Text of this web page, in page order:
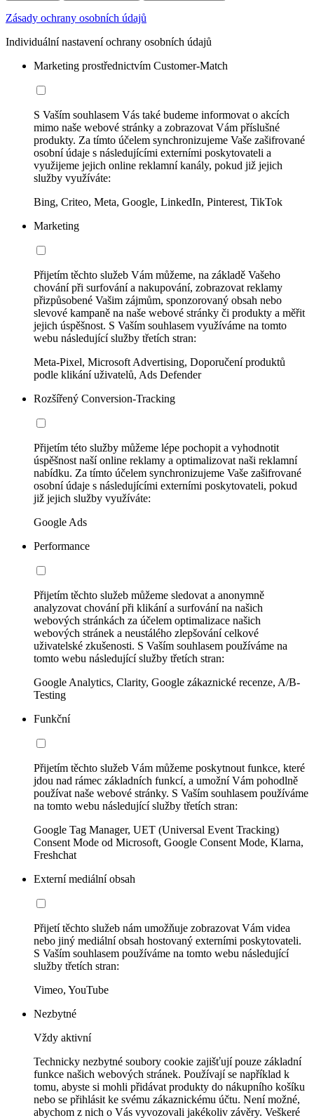
Zásady ochrany osobních údajů
Individuální nastavení ochrany osobních údajů
Marketing prostřednictvím Customer-Match
S Vaším souhlasem Vás také budeme informovat o akcích
mimo naše webové stránky a zobrazovat Vám příslušné
produkty. Za tímto účelem synchronizujeme Vaše zašifrované
osobní údaje s následujícími externími poskytovateli a
využijeme jejich online reklamní kanály, pokud již jejich
služby využíváte:
Bing, Criteo, Meta, Google, LinkedIn, Pinterest, TikTok
Marketing
Přijetím těchto služeb Vám můžeme, na základě Vašeho
chování při surfování a nakupování, zobrazovat reklamy
přizpůsobené Vašim zájmům, sponzorovaný obsah nebo
slevové kampaně na naše webové stránky či produkty a měřit
jejich úspěšnost. S Vaším souhlasem využíváme na tomto
webu následující služby třetích stran:
Meta-Pixel, Microsoft Advertising, Doporučení produktů
podle klikání uživatelů, Ads Defender
Rozšířený Conversion-Tracking
Přijetím této služby můžeme lépe pochopit a vyhodnotit
úspěšnost naší online reklamy a optimalizovat naši reklamní
nabídku. Za tímto účelem synchronizujeme Vaše zašifrované
osobní údaje s následujícími externími poskytovateli, pokud
již jejich služby využíváte:
Google Ads
Performance
Přijetím těchto služeb můžeme sledovat a anonymně
analyzovat chování při klikání a surfování na našich
webových stránkách za účelem optimalizace našich
webových stránek a neustálého zlepšování celkové
uživatelské zkušenosti. S Vaším souhlasem používáme na
tomto webu následující služby třetích stran:
Google Analytics, Clarity, Google zákaznické recenze, A/B-
Testing
Funkční
Přijetím těchto služeb Vám můžeme poskytnout funkce, které
jdou nad rámec základních funkcí, a umožní Vám pohodlně
používat naše webové stránky. S Vaším souhlasem používáme
na tomto webu následující služby třetích stran:
Google Tag Manager, UET (Universal Event Tracking)
Consent Mode od Microsoft, Google Consent Mode, Klarna,
Freshchat
Externí mediální obsah
Přijetí těchto služeb nám umožňuje zobrazovat Vám videa
nebo jiný mediální obsah hostovaný externími poskytovateli.
S Vaším souhlasem používáme na tomto webu následující
služby třetích stran:
Vimeo, YouTube
Nezbytné
Vždy aktivní
Technicky nezbytné soubory cookie zajišťují pouze základní
funkce našich webových stránek. Používají se například k
tomu, abyste si mohli přidávat produkty do nákupního košíku
nebo se přihlásit ke svému zákaznickému účtu. Není možné,
abychom z nich o Vás vyvozovali jakékoliv závěry. Veškeré